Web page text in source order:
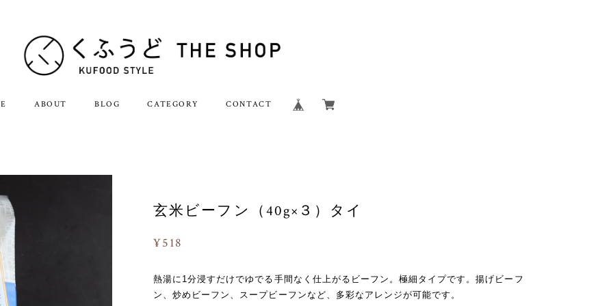
ABOUT BLOG CATEGORY CONTACT
玄米ビーフン（40g×３）タイ
¥518
熱湯に1分浸すだけでゆでる手間なく仕上がるビーフン。極細タイプです。揚げビーフ
ン、炒めビーフン、スープビーフンなど、多彩なアレンジが可能です。